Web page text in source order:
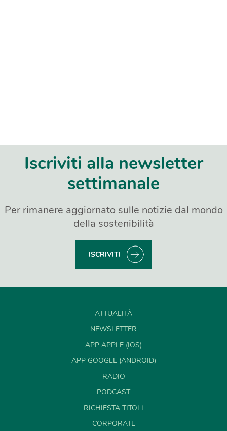
Iscriviti alla newsletter
settimanale
Per rimanere aggiornato sulle notizie dal mondo
della sostenibilità
ISCRIVITI
ATTUALITÀ
NEWSLETTER
APP APPLE (IOS)
APP GOOGLE (ANDROID)
RADIO
PODCAST
RICHIESTA TITOLI
CORPORATE